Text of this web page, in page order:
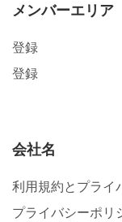
メンバーエリア
登録
登録
会社名
利用規約とプライ
プライバシーポリ